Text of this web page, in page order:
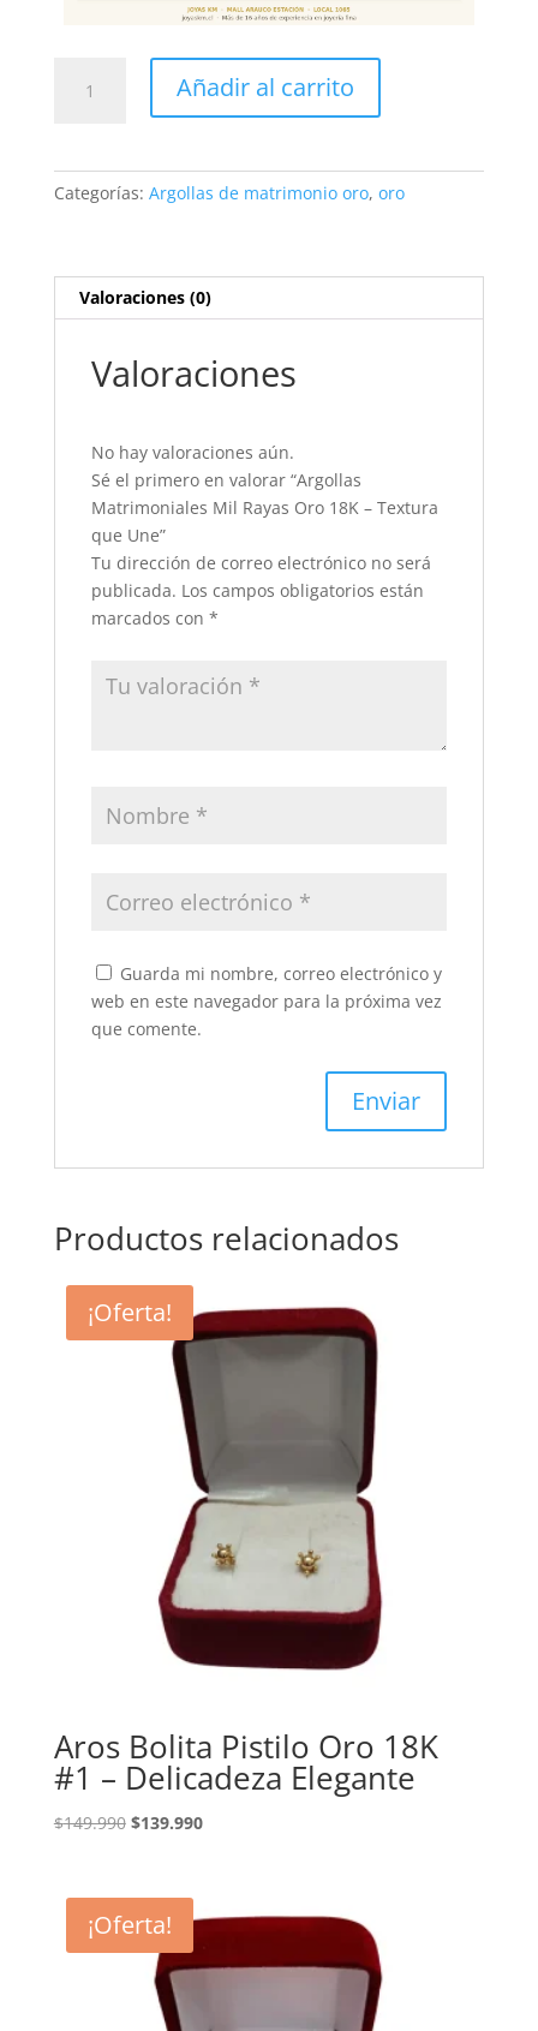
Matrimoniales
que
Une
Añadir al carrito
Categorías: Argollas de matrimonio oro, oro
Valoraciones (0)
Valoraciones
No hay valoraciones aún.
Sé el primero en valorar “Argollas
Matrimoniales Mil Rayas Oro 18K – Textura
que Une”
Tu dirección de correo electrónico no será
publicada. Los campos obligatorios están
marcados con *
Guarda mi nombre, correo electrónico y
web en este navegador para la próxima vez
que comente.
Productos relacionados
¡Oferta!
Aros Bolita Pistilo Oro 18K
#1 – Delicadeza Elegante
$149.990 El
era:
$149.990.
$139.990El
$139.990.
¡Oferta!